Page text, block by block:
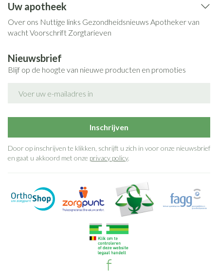
Uw apotheek
Over ons Nuttige links Gezondheidsnieuws Apotheker van
wachtVoorschrift Zorgtarieven
Nieuwsbrief
Blijf op de hoogte van nieuwe producten en promoties
Inschrijven
Door op inschrijven te klikken, schrijft u zich in voor onze nieuwsbrief
en gaat u akkoord met onze privacy policy.